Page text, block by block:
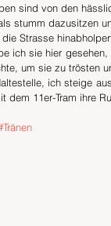
sind von den
stumm dazusitzen
Strasse
ich sie hier
um sie zu trösten
ich steige
dem 11er-Tram ihre